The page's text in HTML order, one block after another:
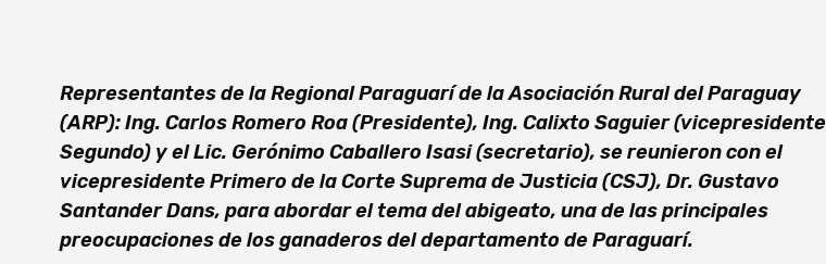
Representantes de la Regional Paraguarí de la Asociación Rural del Paraguay
(ARP): Ing. Carlos Romero Roa (Presidente), Ing. Calixto Saguier (vicepresidente
Segundo) y el Lic. Gerónimo Caballero Isasi (secretario), se reunieron con el
vicepresidente Primero de la Corte Suprema de Justicia (CSJ), Dr. Gustavo
Santander Dans, para abordar el tema del abigeato, una de las principales
preocupaciones de los ganaderos del departamento de Paraguarí.